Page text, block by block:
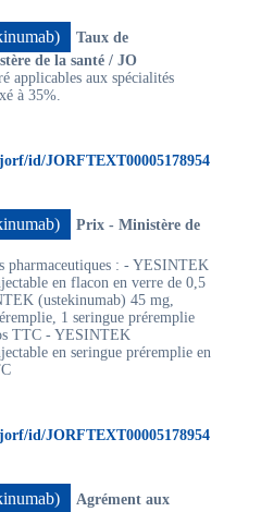
Taux de
de la santé / JO
applicables aux spécialités
à 35%.
id/JORFTEXT00005178954
Prix - Ministère de
pharmaceutiques : - YESINTEK
en flacon en verre de 0,5
(ustekinumab) 45 mg,
1 seringue préremplie
TTC - YESINTEK
en seringue préremplie en
id/JORFTEXT00005178954
Agrément aux